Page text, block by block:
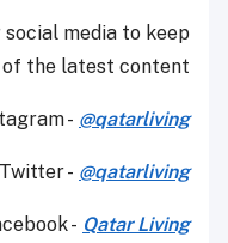
media to keep
the latest content.
- @qatarliving
Twitter - @qatarliving
- Qatar Living